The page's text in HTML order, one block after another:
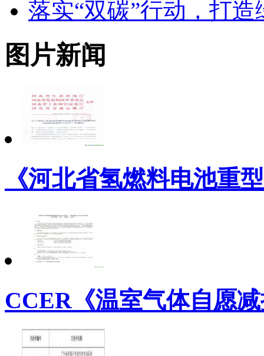
落实“双碳”行动，打
图片新闻
《河北省氢燃料电池重
CCER《温室气体自愿